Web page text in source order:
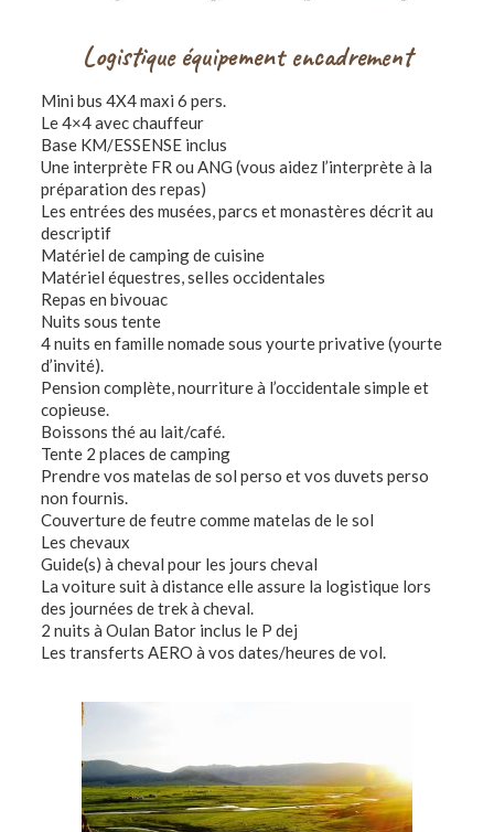
Logistique équipement encadrement
Mini bus 4X4 maxi 6 pers.
Le 4×4 avec chauffeur
Base KM/ESSENSE inclus
Une interprète FR ou ANG (vous aidez l’interprète à la
préparation des repas)
Les entrées des musées, parcs et monastères décrit au
descriptif
Matériel de camping de cuisine
Matériel équestres, selles occidentales
Repas en bivouac
Nuits sous tente
4 nuits en famille nomade sous yourte privative (yourte
d’invité).
Pension complète, nourriture à l’occidentale simple et
copieuse.
Boissons thé au lait/café.
Tente 2 places de camping
Prendre vos matelas de sol perso et vos duvets perso
non fournis.
Couverture de feutre comme matelas de le sol
Les chevaux
Guide(s) à cheval pour les jours cheval
La voiture suit à distance elle assure la logistique lors
des journées de trek à cheval.
2 nuits à Oulan Bator inclus le P dej
Les transferts AERO à vos dates/heures de vol.